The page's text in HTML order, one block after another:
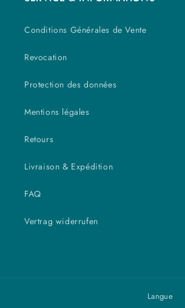
Conditions Générales de Vente
Revocation
Protection des données
Mentions légales
Retours
Livraison & Expédition
FAQ
Vertrag widerrufen
Langue